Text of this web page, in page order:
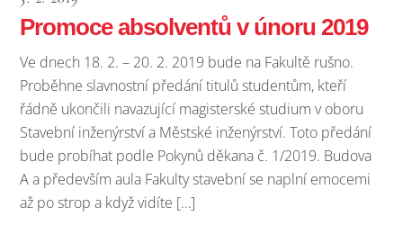
Promoce absolventů v únoru 2019
Ve dnech 18. 2. – 20. 2. 2019 bude na Fakultě rušno.
Proběhne slavnostní předání titulů studentům, kteří
řádně ukončili navazující magisterské studium v oboru
Stavební inženýrství a Městské inženýrství. Toto předání
bude probíhat podle Pokynů děkana č. 1/2019. Budova
A a především aula Fakulty stavební se naplní emocemi
až po strop a když vidíte […]